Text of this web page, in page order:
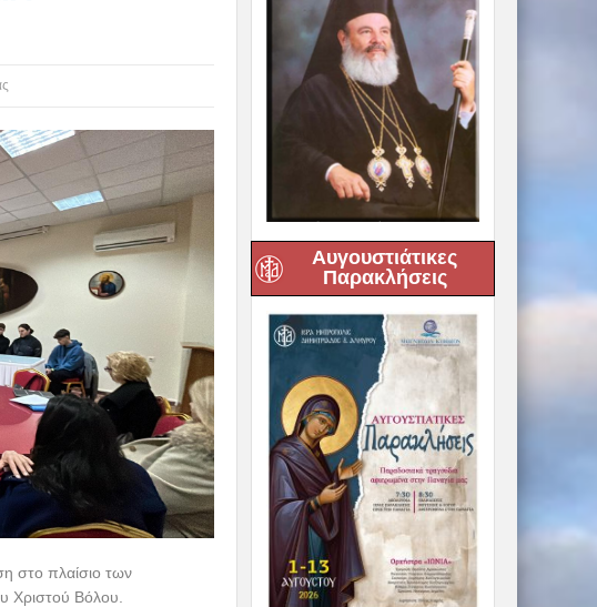
στο πλαίσιο των
Χριστού Βόλου.
Αυγουστιάτικες
Παρακλήσεις